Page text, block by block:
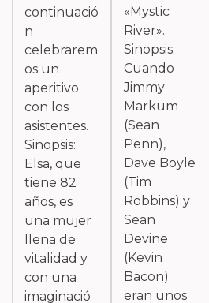
continuació
n
celebrarem
os un
aperitivo
con los
asistentes.
Sinopsis:
Elsa, que
tiene 82
años, es
una mujer
llena de
vitalidad y
con una
imaginació
«Mystic
River».
Sinopsis:
Cuando
Jimmy
Markum
(Sean
Penn),
Dave Boyle
(Tim
Robbins) y
Sean
Devine
(Kevin
Bacon)
eran unos